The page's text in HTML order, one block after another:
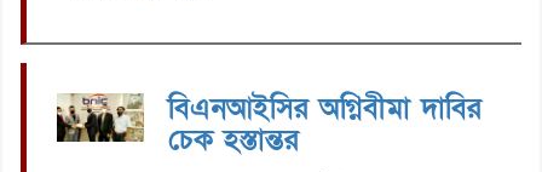
বিএনআইসির অগ্নিবীমা দাবির
চেক হস্তান্তর